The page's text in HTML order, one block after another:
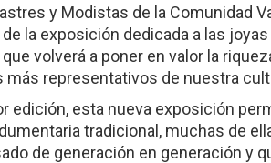
y Modistas de la Comunidad
la exposición dedicada a las
volverá a poner en valor la
más representativos de nuestra
edición, esta nueva exposición
tradicional, muchas de
de generación en generación y